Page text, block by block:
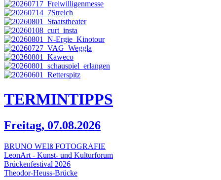
TERMINTIPPS
Freitag, 07.08.2026
BRUNO WEIß FOTOGRAFIE
LeonArt - Kunst- und Kulturforum
Brückenfestival 2026
Theodor-Heuss-Brücke